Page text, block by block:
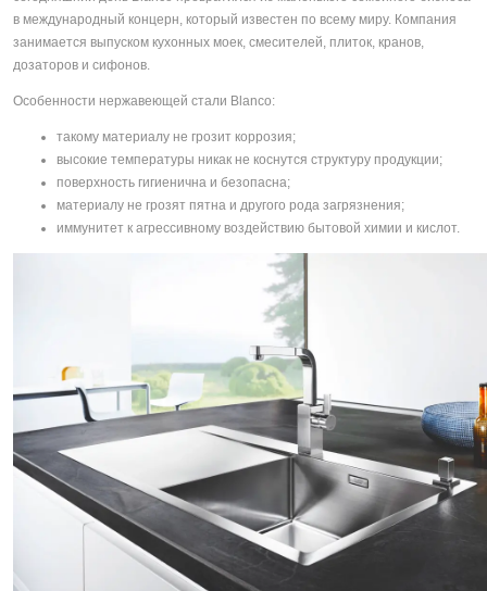
в международный концерн, который известен по всему миру. Компания
занимается выпуском кухонных моек, смесителей, плиток, кранов,
дозаторов и сифонов.
Особенности нержавеющей стали Blanco:
такому материалу не грозит коррозия;
высокие температуры никак не коснутся структуру продукции;
поверхность гигиенична и безопасна;
материалу не грозят пятна и другого рода загрязнения;
иммунитет к агрессивному воздействию бытовой химии и кислот.